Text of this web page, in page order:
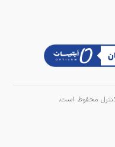
محفوظ است.